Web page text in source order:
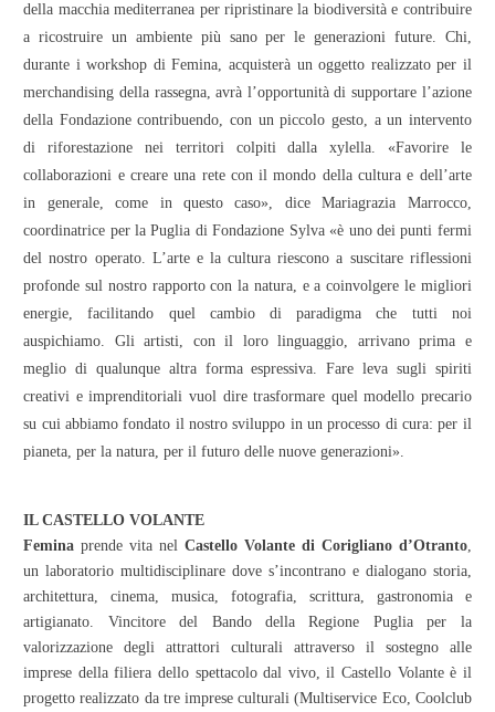
della macchia mediterranea per ripristinare la biodiversità e contribuire
a ricostruire un ambiente più sano per le generazioni future. Chi,
durante i workshop di Femina, acquisterà un oggetto realizzato per il
merchandising della rassegna, avrà l’opportunità di supportare l’azione
della Fondazione contribuendo, con un piccolo gesto, a un intervento
di riforestazione nei territori colpiti dalla xylella. «Favorire le
collaborazioni e creare una rete con il mondo della cultura e dell’arte
in generale, come in questo caso», dice Mariagrazia Marrocco,
coordinatrice per la Puglia di Fondazione Sylva «è uno dei punti fermi
del nostro operato. L’arte e la cultura riescono a suscitare riflessioni
profonde sul nostro rapporto con la natura, e a coinvolgere le migliori
energie, facilitando quel cambio di paradigma che tutti noi
auspichiamo. Gli artisti, con il loro linguaggio, arrivano prima e
meglio di qualunque altra forma espressiva. Fare leva sugli spiriti
creativi e imprenditoriali vuol dire trasformare quel modello precario
su cui abbiamo fondato il nostro sviluppo in un processo di cura: per il
pianeta, per la natura, per il futuro delle nuove generazioni».
IL CASTELLO VOLANTE
Femina prende vita nel Castello Volante di Corigliano d’Otranto,
un laboratorio multidisciplinare dove s’incontrano e dialogano storia,
architettura, cinema, musica, fotografia, scrittura, gastronomia e
artigianato. Vincitore del Bando della Regione Puglia per la
valorizzazione degli attrattori culturali attraverso il sostegno alle
imprese della filiera dello spettacolo dal vivo, il Castello Volante è il
progetto realizzato da tre imprese culturali (Multiservice Eco, Coolclub